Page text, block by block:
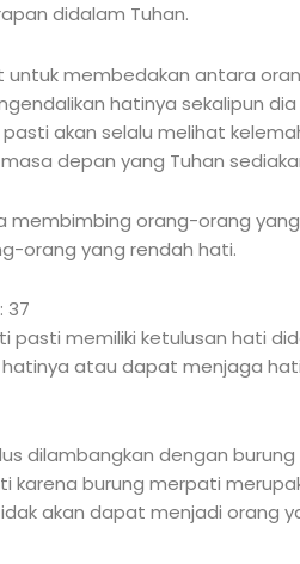
didalam Tuhan.
untuk membedakan antara
hatinya sekalipun
akan selalu melihat
depan yang Tuhan
membimbing orang-orang
orang yang rendah hati.
37
pasti memiliki ketulusan hati
atau dapat menjaga
dilambangkan dengan
karena burung merpati
akan dapat menjadi orang